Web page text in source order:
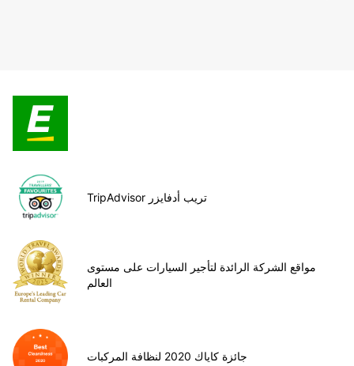
TripAdvisor تريب أدفايزر
مواقع الشركة الرائدة لتأجير السيارات على مستوى
العالم
جائزة كاياك 2020 لنظافة المركبات